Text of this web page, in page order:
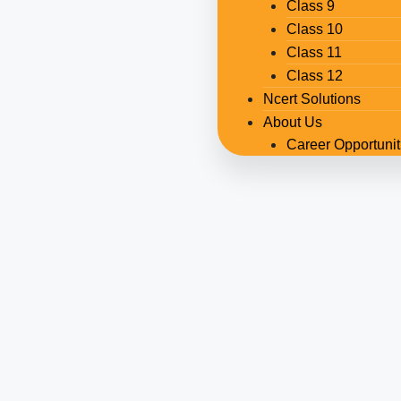
Class 9
Class 10
Class 11
Class 12
Ncert Solutions
About Us
Career